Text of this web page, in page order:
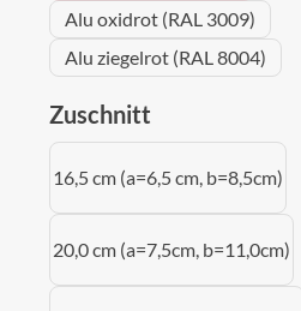
Alu oxidrot (RAL 3009)
Alu ziegelrot (RAL 8004)
Zuschnitt
16,5 cm (a=6,5 cm, b=8,5cm)
20,0 cm (a=7,5cm, b=11,0cm)